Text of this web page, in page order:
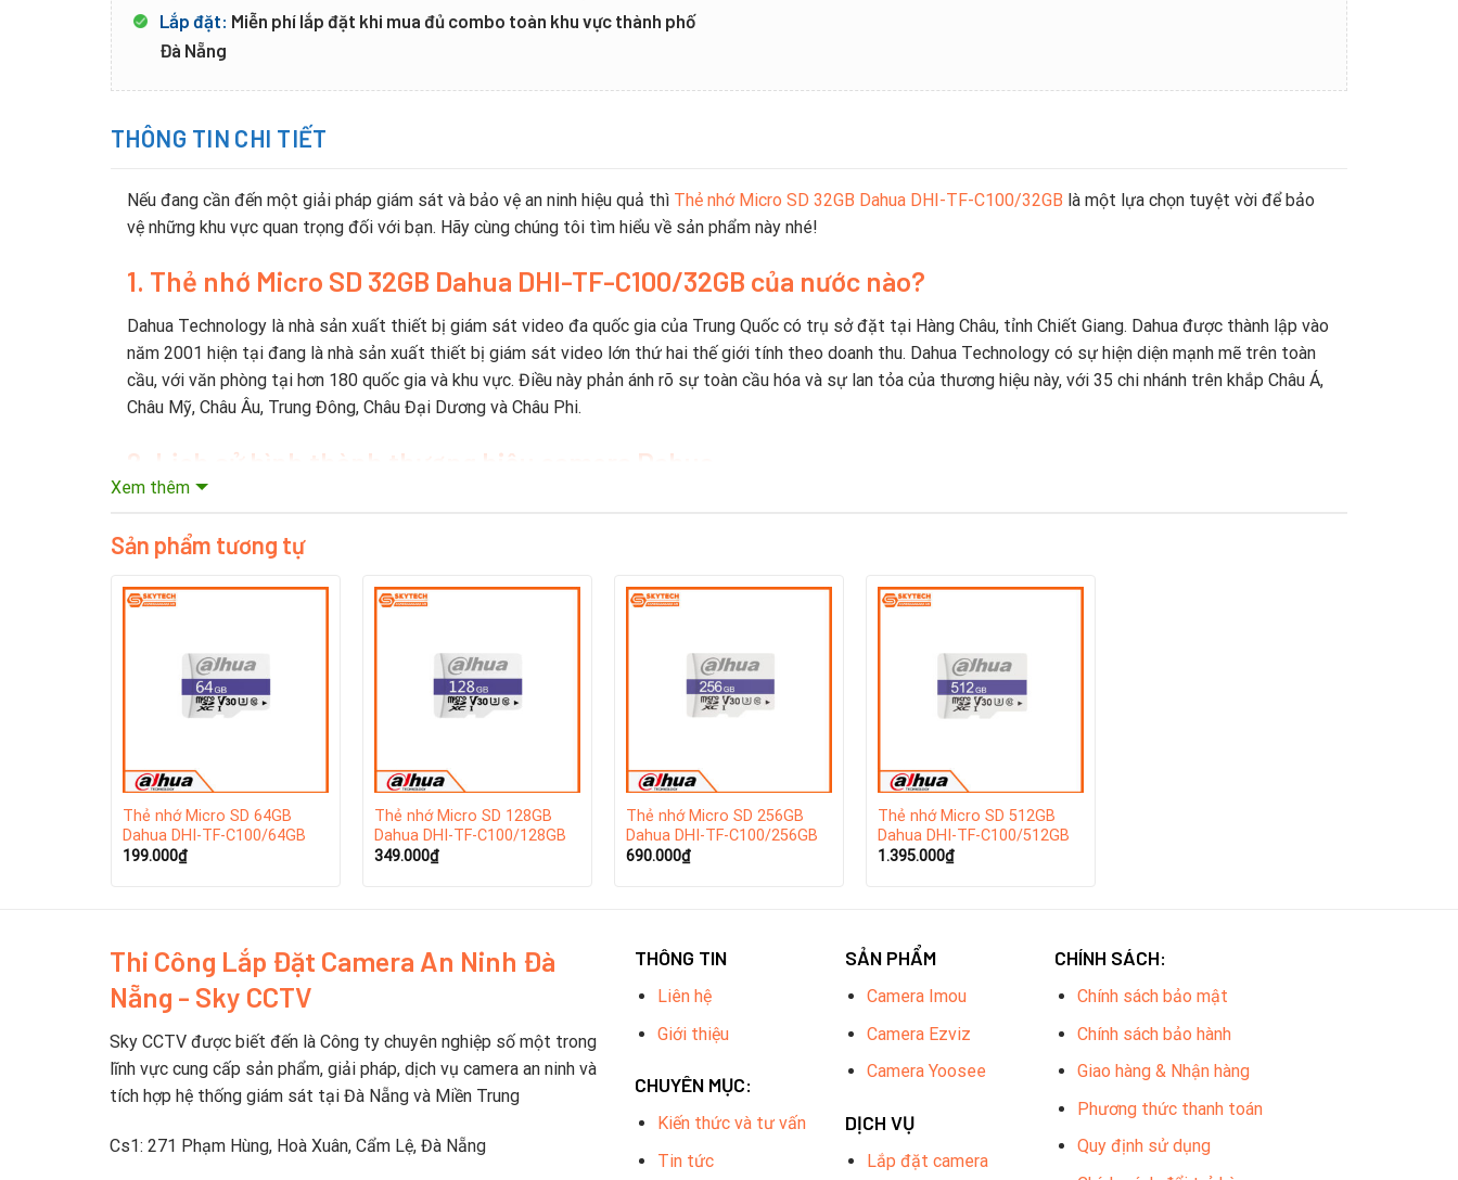
Lắp đặt: Miễn phí lắp đặt khi mua đủ combo toàn khu vực thành phố
Đà Nẵng
THÔNG TIN CHI TIẾT
Nếu đang cần đến một giải pháp giám sát và bảo vệ an ninh hiệu quả thì Thẻ nhớ Micro SD 32GB Dahua DHI-TF-C100/32GB là một lựa chọn tuyệt vời để bảo
vệ những khu vực quan trọng đối với bạn. Hãy cùng chúng tôi tìm hiểu về sản phẩm này nhé!
1. Thẻ nhớ Micro SD 32GB Dahua DHI-TF-C100/32GB của nước nào?
Dahua Technology là nhà sản xuất thiết bị giám sát video đa quốc gia của Trung Quốc có trụ sở đặt tại Hàng Châu, tỉnh Chiết Giang. Dahua được thành lập vào
năm 2001 hiện tại đang là nhà sản xuất thiết bị giám sát video lớn thứ hai thế giới tính theo doanh thu. Dahua Technology có sự hiện diện mạnh mẽ trên toàn
cầu, với văn phòng tại hơn 180 quốc gia và khu vực. Điều này phản ánh rõ sự toàn cầu hóa và sự lan tỏa của thương hiệu này, với 35 chi nhánh trên khắp Châu Á,
Châu Mỹ, Châu Âu, Trung Đông, Châu Đại Dương và Châu Phi.
2. Lịch sử hình thành thương hiệu camera Dahua
tư xây dựng các khả năng R & D mạnh mẽ cho công nghệ mới và đổi mới.
Dahua đã đầu tư khoảng 10% doanh thu bán hàng hàng năm vào R & D kể từ năm 2014. Công ty có bốn viện nghiên cứu – Viện công nghệ tiên tiến, Viện dữ liệu
lớn, Viện Chip và Viện đám mây video và một nhóm R & D cấp cao làm việc về các công nghệ tiên tiến trong AI, IoT, dịch vụ đám mây, video, an ninh mạng và độ
Dahua Technology thuộc Top5 nhà cung cấp thiết bị an ninh hàng đầu thế giới được xếp hạng bởi A&S International.
Xem thêm
Sản phẩm tương tự
Thẻ nhớ Micro SD 64GB
Dahua DHI-TF-C100/64GB
199.000₫
Thẻ nhớ Micro SD 128GB
Dahua DHI-TF-C100/128GB
349.000₫
Thẻ nhớ Micro SD 256GB
Dahua DHI-TF-C100/256GB
690.000₫
Thẻ nhớ Micro SD 512GB
Dahua DHI-TF-C100/512GB
1.395.000₫
Thi Công Lắp Đặt Camera An Ninh Đà
Nẵng - Sky CCTV
Sky CCTV được biết đến là Công ty chuyên nghiệp số một trong
lĩnh vực cung cấp sản phẩm, giải pháp, dịch vụ camera an ninh và
tích hợp hệ thống giám sát tại Đà Nẵng và Miền Trung
Cs1: 271 Phạm Hùng, Hoà Xuân, Cẩm Lệ, Đà Nẵng
THÔNG TIN
Liên hệ
Giới thiệu
CHUYÊN MỤC:
Kiến thức và tư vấn
Tin tức
SẢN PHẨM
Camera Imou
Camera Ezviz
Camera Yoosee
DỊCH VỤ
Lắp đặt camera
CHÍNH SÁCH:
Chính sách bảo mật
Chính sách bảo hành
Giao hàng & Nhận hàng
Phương thức thanh toán
Quy định sử dụng